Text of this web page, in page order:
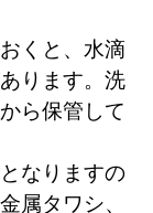
くと、水滴
ります。洗
ら保管して
なりますの
属タワシ、